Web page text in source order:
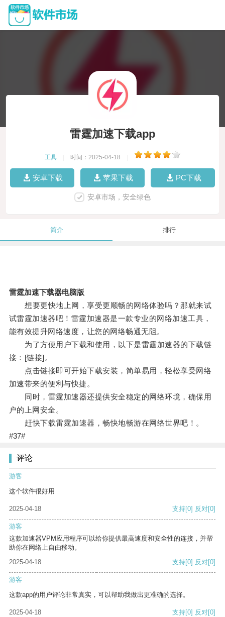
雷霆加速下载app
工具 时间：2025-04-18
安卓下载 苹果下载 PC下载
安卓市场，安全绿色
简介 排行
雷霆加速下载器电脑版
想要更快地上网，享受更顺畅的网络体验吗？那就来试
试雷霆加速器吧！雷霆加速器是一款专业的网络加速工具，
能有效提升网络速度，让您的网络畅通无阻。
为了方便用户下载和使用，以下是雷霆加速器的下载链
接：[链接]。
点击链接即可开始下载安装，简单易用，轻松享受网络
加速带来的便利与快捷。
同时，雷霆加速器还提供安全稳定的网络环境，确保用
户的上网安全。
赶快下载雷霆加速器，畅快地畅游在网络世界吧！。
#37#
评论
游客
这个软件很好用
2025-04-18 支持[0] 反对[0]
游客
这款加速器VPM应用程序可以给你提供最高速度和安全性的连接，并帮
助你在网络上自由移动。
2025-04-18
支持[0] 反对[0]
游客
这款app的用户评论非常真实，可以帮助我做出更准确的选择。
2025-04-18 支持[0] 反对[0]